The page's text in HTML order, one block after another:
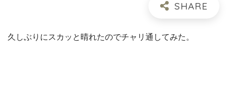
久しぶりにスカッと晴れたのでチャリ通してみた。